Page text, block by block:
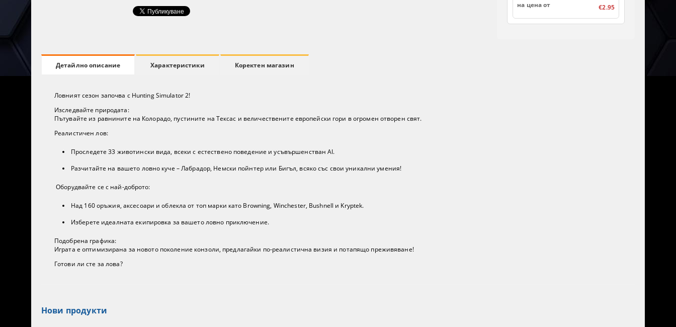
на цена от €2.95
Детайлно описание Характеристики Коректен магазин
Ловният сезон започва с Hunting Simulator 2!
Изследвайте природата:
Пътувайте из равнините на Колорадо, пустините на Тексас и величествените европейски гори в огромен отворен свят.
Реалистичен лов:
Проследете 33 животински вида, всеки с естествено поведение и усъвършенстван AI.
Разчитайте на вашето ловно куче – Лабрадор, Немски пойнтер или Бигъл, всяко със свои уникални умения!
Оборудвайте се с най-доброто:
Над 160 оръжия, аксесоари и облекла от топ марки като Browning, Winchester, Bushnell и Kryptek.
Изберете идеалната екипировка за вашето ловно приключение.
Подобрена графика:
Играта е оптимизирана за новото поколение конзоли, предлагайки по-реалистична визия и потапящо преживяване!
Готови ли сте за лова?
Нови продукти